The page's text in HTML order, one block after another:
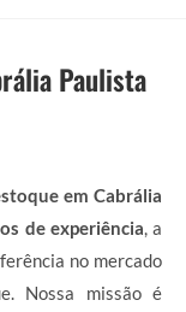
Paulista
em Cabrália
de experiência , a
no mercado
Nossa missão é